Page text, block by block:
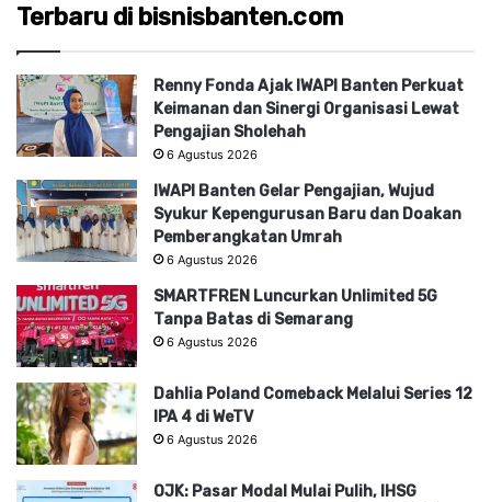
Terbaru di bisnisbanten.com
Renny Fonda Ajak IWAPI Banten Perkuat
Keimanan dan Sinergi Organisasi Lewat
Pengajian Sholehah
6 Agustus 2026
IWAPI Banten Gelar Pengajian, Wujud
Syukur Kepengurusan Baru dan Doakan
Pemberangkatan Umrah
6 Agustus 2026
SMARTFREN Luncurkan Unlimited 5G
Tanpa Batas di Semarang
6 Agustus 2026
Dahlia Poland Comeback Melalui Series 12
IPA 4 di WeTV
6 Agustus 2026
OJK: Pasar Modal Mulai Pulih, IHSG